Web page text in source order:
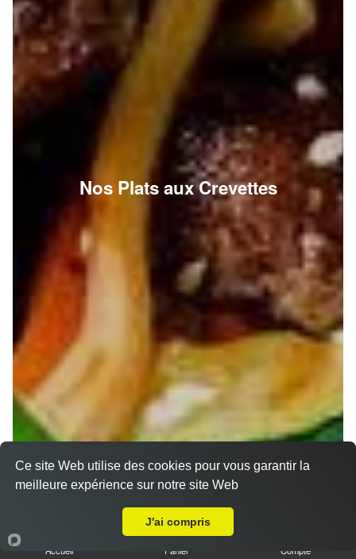
Nos Plats aux Crevettes
Accueil Panier Compte
Ce site Web utilise des cookies pour vous garantir la
meilleure expérience sur notre site Web
J'ai compris